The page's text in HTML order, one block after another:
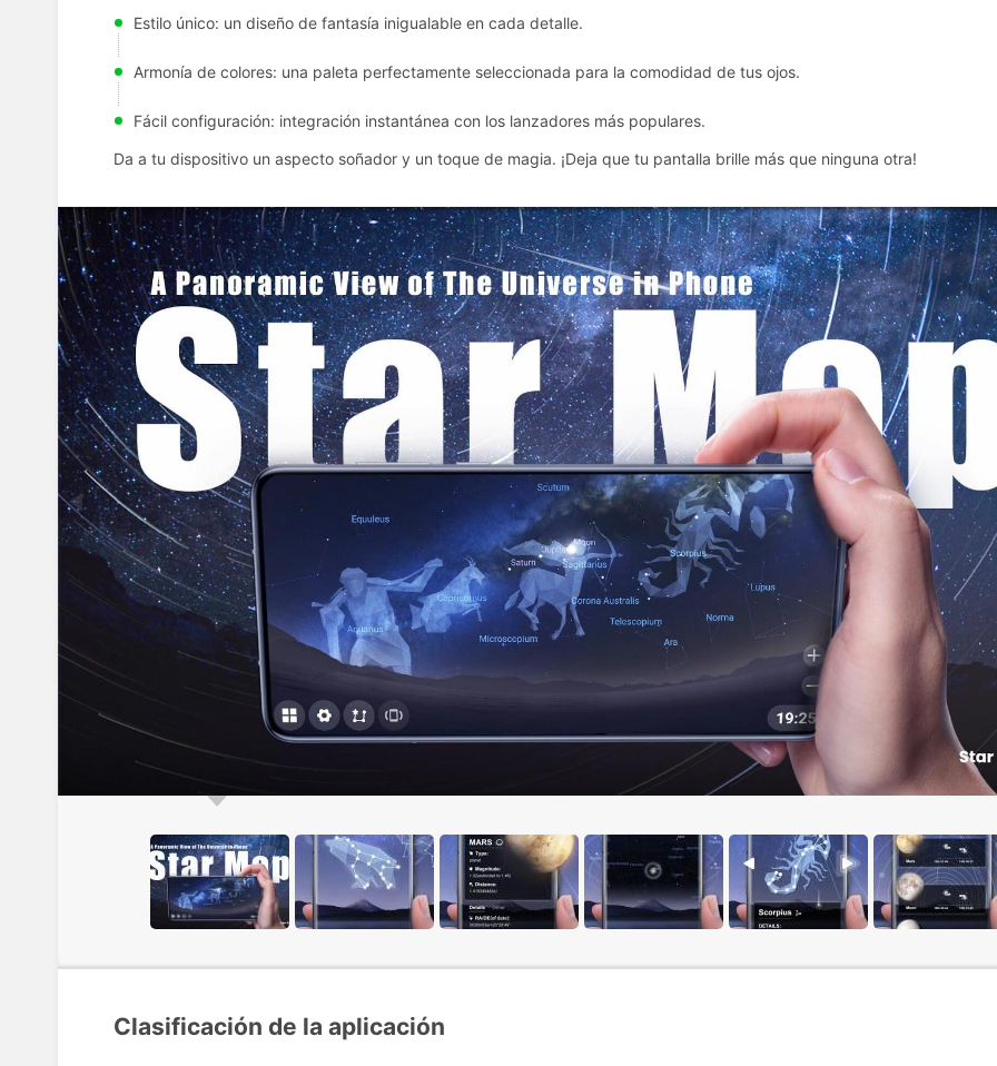
Estilo único: un diseño de fantasía inigualable en cada detalle.
Armonía de colores: una paleta perfectamente seleccionada para la comodidad de tus ojos.
Fácil configuración: integración instantánea con los lanzadores más populares.
Da a tu dispositivo un aspecto soñador y un toque de magia. ¡Deja que tu pantalla brille más que ninguna otra!
Clasificación de la aplicación